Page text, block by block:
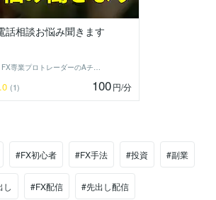
話相談お悩み聞きます
FX専業プロトレーダーのAチーム
(1) 100円/分
#FX初心者 #FX手法 #投資 #副業
し #FX配信 #先出し配信